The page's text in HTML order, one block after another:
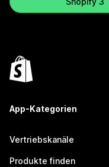
App-Kategorien
Vertriebskanäle
Produkte finden